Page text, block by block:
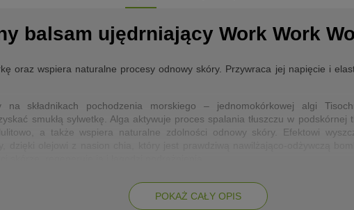
balsam ujędrniający Work Work
oraz wspiera naturalne procesy odnowy skóry. Przywraca jej napięcie i
na składnikach pochodzenia morskiego – jednomokórkowej algi
smukłą sylwetkę. Alga aktywuje proces spalania tłuszczu w podskórnej
a także wspiera naturalne zdolności odnowy skóry. Efektowi
potwierdzona przez 84% badanych (badania in vivo). Efekty są
i często nieskutecznych kosmetyków, a także inwazyjnych kuracji
POKAŻ CAŁY OPIS